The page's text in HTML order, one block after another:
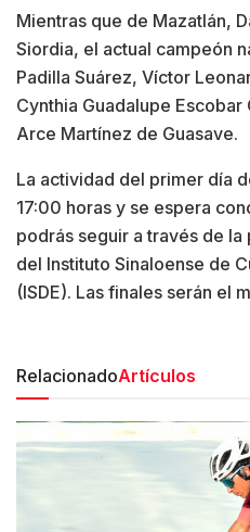
Mientras que de Mazatlán,
Siordia, el actual campeón
Padilla Suárez, Víctor
Cynthia Guadalupe
Arce Martínez de Guasave.
La actividad del primer día
17:00 horas y se espera
podrás seguir a través de
del Instituto Sinaloense de
(ISDE). Las finales serán el
RelacionadoArtículos